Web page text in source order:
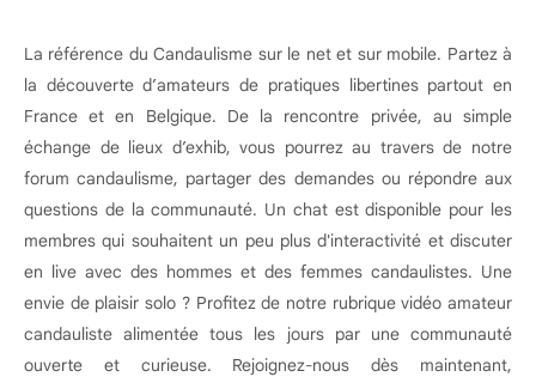
La référence du Candaulisme sur le net et sur mobile. Partez à
la découverte d’amateurs de pratiques libertines partout en
France et en Belgique. De la rencontre privée, au simple
échange de lieux d’exhib, vous pourrez au travers de notre
forum candaulisme, partager des demandes ou répondre aux
questions de la communauté. Un chat est disponible pour les
membres qui souhaitent un peu plus d'interactivité et discuter
en live avec des hommes et des femmes candaulistes. Une
envie de plaisir solo ? Profitez de notre rubrique vidéo amateur
candauliste alimentée tous les jours par une communauté
ouverte et curieuse. Rejoignez-nous dès maintenant,